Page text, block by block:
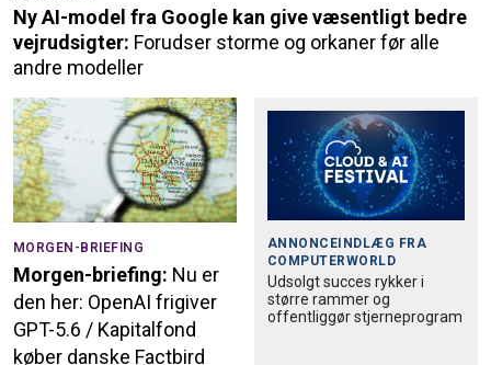
Ny AI-model fra Google kan give væsentligt bedre
vejrudsigter: Forudser storme og orkaner før alle
andre modeller
MORGEN-BRIEFING
Morgen-briefing: Nu er
den her: OpenAI frigiver
GPT-5.6 / Kapitalfond
køber danske Factbird
ANNONCEINDLÆG FRA
COMPUTERWORLD
Udsolgt succes rykker i
større rammer og
offentliggør stjerneprogram